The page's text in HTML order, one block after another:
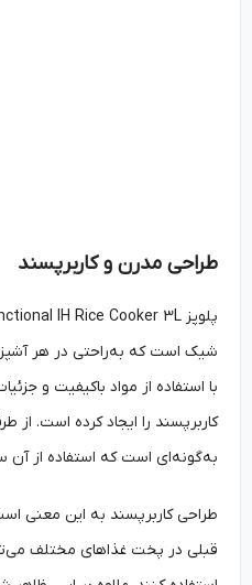
طراحی مدرن و کاربرپسند
شیک است که به‌راحتی در هر
با استفاده از مواد باکیفیت و
کاربرپسند را ایجاد کرده است. از طرف
به‌گونه‌ای است که استفاده از آن ساده
طراحی کاربرپسند به این معنی است
قبلی در پخت غذاهای مختلف